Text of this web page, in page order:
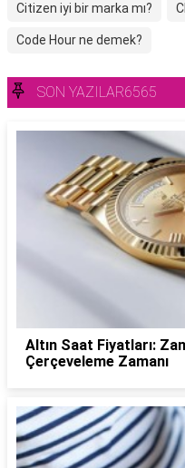
Citizen iyi bir marka mı?
Code Hour ne demek?
SON YAZILAR6565
Altın Saat Fiyatları:
Çerçeveleme Zamanı